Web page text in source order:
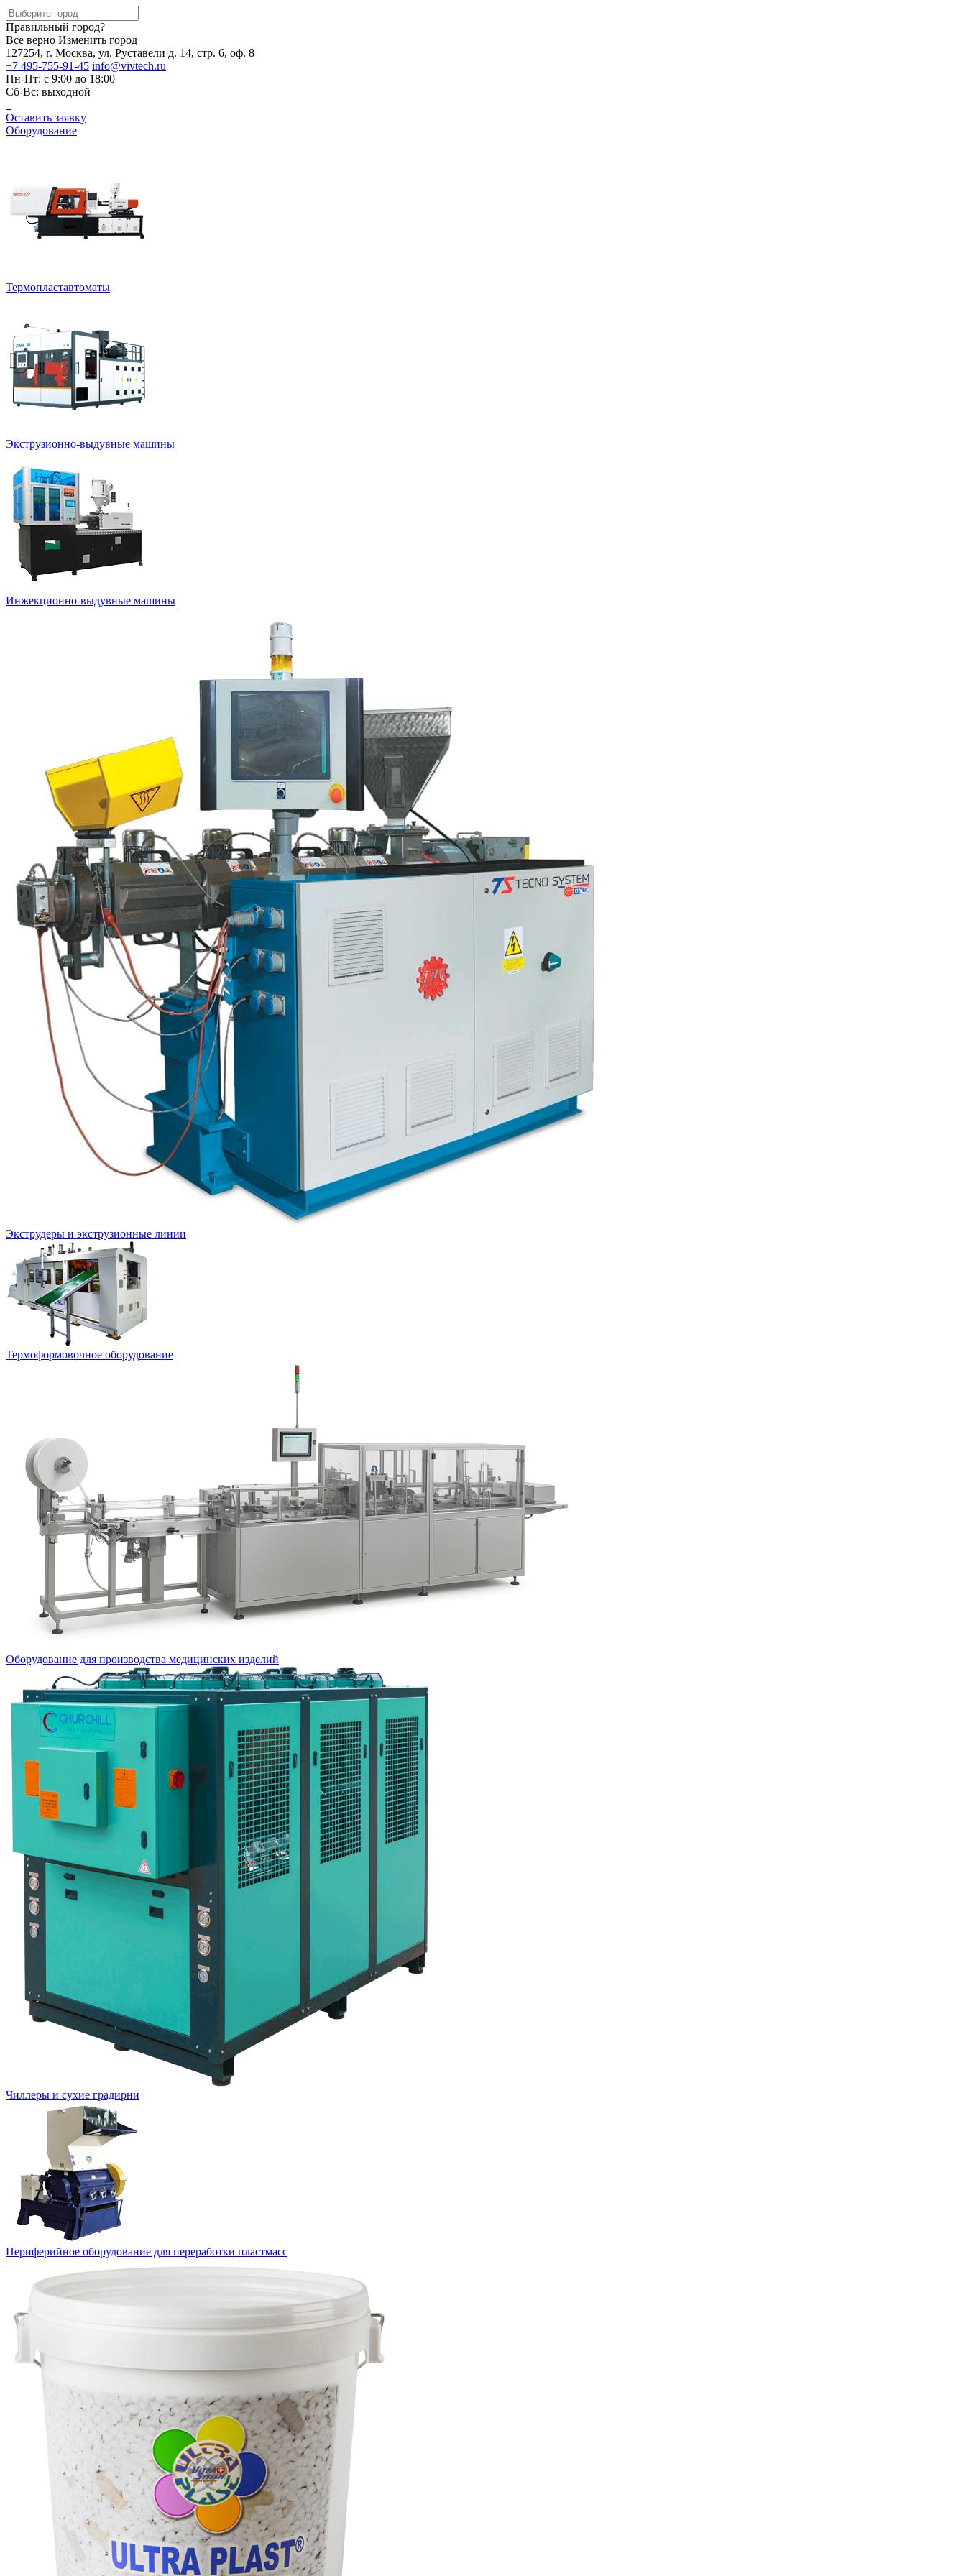
Правильный город?
Все верно Изменить город
127254, г. Москва, ул. Руставели д. 14, стр. 6, оф. 8
+7 495-755-91-45 info@vivtech.ru
Пн-Пт: с 9:00 до 18:00
Сб-Вс: выходной
Оставить заявку
Оборудование
Термопластавтоматы
Экструзионно-выдувные машины
Инжекционно-выдувные машины
Экструдеры и экструзионные линии
Термоформовочное оборудование
Оборудование для производства медицинских изделий
Чиллеры и сухие градирни
Периферийное оборудование для переработки пластмасс